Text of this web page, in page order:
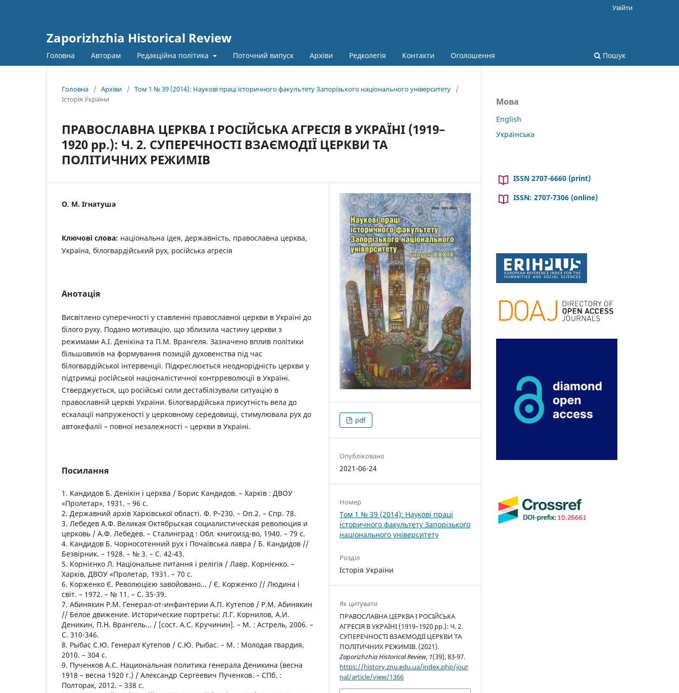
Zaporizhzhia Historical Review
Головна Авторам Редакційна політика Поточний випуск Архіви Редколегія Контакти Оголошення Пошук
Увійти
Головна / Архіви / Том 1 № 39 (2014): Наукові праці історичного факультету Запорізького національного університету
/
Історія України
ПРАВОСЛАВНА ЦЕРКВА І РОСІЙСЬКА АГРЕСІЯ В УКРАЇНІ (1919–
1920 рр.): Ч. 2. СУПЕРЕЧНОСТІ ВЗАЄМОДІЇ ЦЕРКВИ ТА
ПОЛІТИЧНИХ РЕЖИМІВ
О. М. Ігнатуша
Ключові слова: національна ідея, державність, православна церква,
Україна, білогвардійський рух, російська агресія
Анотація
Висвітлено суперечності у ставленні православної церкви в Україні до
білого руху. Подано мотивацію, що зблизила частину церкви з
режимами А.І. Денікіна та П.М. Врангеля. Зазначено вплив політики
більшовиків на формування позицій духовенства під час
білогвардійської інтервенції. Підкреслюється неоднорідність церкви у
підтримці російської націоналістичної контрреволюції в Україні.
Стверджується, що російські сили дестабілізували ситуацію в
православній церкві України. Білогвардійська присутність вела до
ескалації напруженості у церковному середовищі, стимулювала рух до
автокефалії – повної незалежності – церкви в Україні.
Посилання
1. Кандидов Б. Денікін і церква / Борис Кандидов. – Харків : ДВОУ
«Пролетар», 1931. – 96 с.
2. Державний архів Харківської області. Ф. Р–230. – Оп.2. – Спр. 78.
3. Лебедев А.Ф. Великая Октябрьская социалистическая революция и
церковь / А.Ф. Лебедев. – Сталинград : Обл. книгоизд-во, 1940. – 79 с.
4. Кандидов Б. Чорносотенний рух і Почаївська лавра / Б. Кандидов //
Безвірник. – 1928. – № 3. – С. 42-43.
5. Корнієнко Л. Національне питання і релігія / Лавр. Корнієнко. –
Харків, ДВОУ «Пролетар, 1931. – 70 с.
6. Корженко Є. Революцією завойовано... / Є. Корженко // Людина і
світ. – 1972. – № 11. – С. 35-39.
7. Абинякин Р.М. Генерал-от-инфантерии А.П. Кутепов / Р.М. Абинякин
// Белое движение. Исторические портреты: Л.Г. Корнилов, А.И.
Деникин, П.Н. Врангель... / [сост. А.С. Кручинин]. – М. : Астрель, 2006. –
С. 310-346.
8. Рыбас С.Ю. Генерал Кутепов / С.Ю. Рыбас. – М. : Молодая гвардия,
2010. – 304 с.
9. Пученков А.С. Национальная политика генерала Деникина (весна
1918 – весна 1920 г.) / Александр Сергеевич Пученков. – СПб. :
Полторак, 2012. – 338 с.
pdf
Опубліковано
2021-06-24
Номер
Том 1 № 39 (2014): Наукові праці
історичного факультету Запорізького
національного університету
Розділ
Історія України
Як цитувати
ПРАВОСЛАВНА ЦЕРКВА І РОСІЙСЬКА
АГРЕСІЯ В УКРАЇНІ (1919–1920 рр.): Ч. 2.
СУПЕРЕЧНОСТІ ВЗАЄМОДІЇ ЦЕРКВИ ТА
ПОЛІТИЧНИХ РЕЖИМІВ. (2021).
Zaporizhzhia Historical Review, 1(39), 83-97.
https://history.znu.edu.ua/index.php/jour
nal/article/view/1366
Мова
English
Українська
ISSN 2707-6660 (print)
ISSN: 2707-7306 (online)